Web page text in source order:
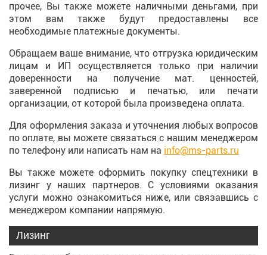
прочее, Вы также можете наличными деньгами, при
этом вам также будут предоставлены все
необходимые платежные документы.
Обращаем ваше внимание, что отгрузка юридическим
лицам и ИП осуществляется только при наличии
доверенности на получение мат. ценностей,
заверенной подписью и печатью, или печати
организации, от которой была произведена оплата.
Для оформления заказа и уточнения любых вопросов
по оплате, вы можете связаться с нашим менеджером
по телефону или написать нам на info@ms-parts.ru
Вы также можете оформить покупку спецтехники в
лизинг у наших партнеров. С условиями оказания
услуги можно ознакомиться ниже, или связавшись с
менеджером компании напрямую.
Лизинг